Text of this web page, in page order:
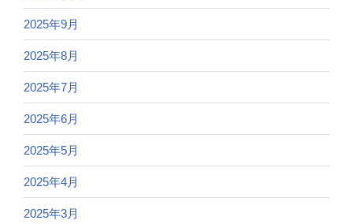
2025年9月
2025年8月
2025年7月
2025年6月
2025年5月
2025年4月
2025年3月